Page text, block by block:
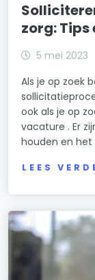
zorg: Tips
5 mei 2023
Als je op zoek
ook als je op
vacature . Er
houden en het
LEES